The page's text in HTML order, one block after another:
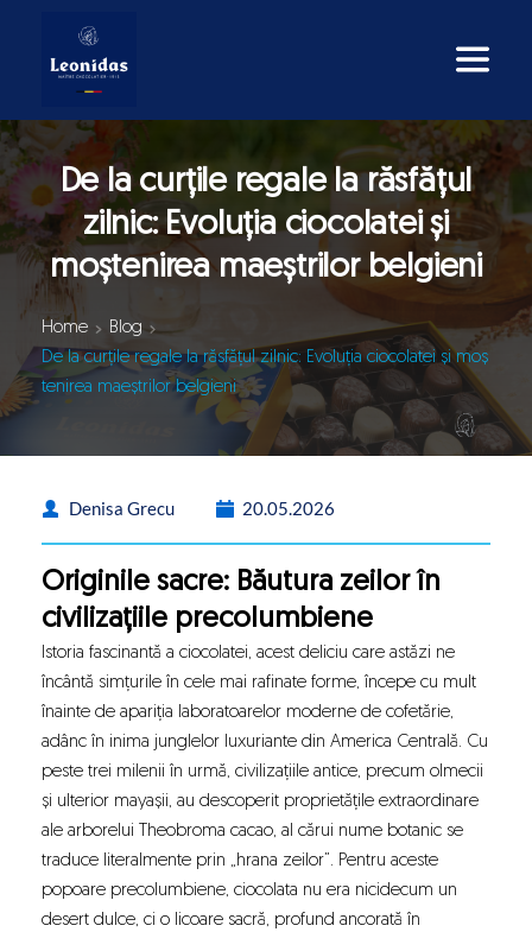
De la curțile regale la răsfățul
zilnic: Evoluția ciocolatei și
moștenirea maeștrilor belgieni
Home
Blog
De la curțile regale la răsfățul zilnic: Evoluția ciocolatei și moș
tenirea maeștrilor belgieni
Denisa Grecu 20.05.2026
Originile sacre: Băutura zeilor în
civilizațiile precolumbiene
Istoria fascinantă a ciocolatei, acest deliciu care astăzi ne
încântă simțurile în cele mai rafinate forme, începe cu mult
înainte de apariția laboratoarelor moderne de cofetărie,
adânc în inima junglelor luxuriante din America Centrală. Cu
peste trei milenii în urmă, civilizațiile antice, precum olmecii
și ulterior mayașii, au descoperit proprietățile extraordinare
ale arborelui Theobroma cacao, al cărui nume botanic se
traduce literalmente prin „hrana zeilor”. Pentru aceste
popoare precolumbiene, ciocolata nu era nicidecum un
desert dulce, ci o licoare sacră, profund ancorată în